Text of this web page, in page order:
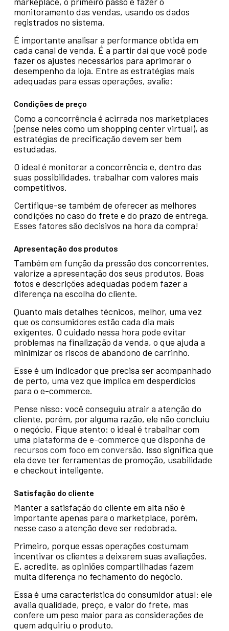
monitoramento das vendas, usando os dados
registrados no sistema.
É importante analisar a performance obtida em
cada canal de venda. É a partir daí que você pode
fazer os ajustes necessários para aprimorar o
desempenho da loja. Entre as estratégias mais
adequadas para essas operações, avalie:
Condições de preço
Como a concorrência é acirrada nos marketplaces
(pense neles como um shopping center virtual), as
estratégias de precificação devem ser bem
estudadas.
O ideal é monitorar a concorrência e, dentro das
suas possibilidades, trabalhar com valores mais
competitivos.
Certifique-se também de oferecer as melhores
condições no caso do frete e do prazo de entrega.
Esses fatores são decisivos na hora da compra!
Apresentação dos produtos
Também em função da pressão dos concorrentes,
valorize a apresentação dos seus produtos. Boas
fotos e descrições adequadas podem fazer a
diferença na escolha do cliente.
Quanto mais detalhes técnicos, melhor, uma vez
que os consumidores estão cada dia mais
exigentes. O cuidado nessa hora pode evitar
problemas na finalização da venda, o que ajuda a
minimizar os riscos de abandono de carrinho.
Esse é um indicador que precisa ser acompanhado
de perto, uma vez que implica em desperdícios
para o e-commerce.
Pense nisso: você conseguiu atrair a atenção do
cliente, porém, por alguma razão, ele não concluiu
o negócio. Fique atento: o ideal é trabalhar com
uma plataforma de e-commerce que disponha de
recursos com foco em conversão. Isso significa que
ela deve ter ferramentas de promoção, usabilidade
e checkout inteligente.
Satisfação do cliente
Manter a satisfação do cliente em alta não é
importante apenas para o marketplace, porém,
nesse caso a atenção deve ser redobrada.
Primeiro, porque essas operações costumam
incentivar os clientes a deixarem suas avaliações.
E, acredite, as opiniões compartilhadas fazem
muita diferença no fechamento do negócio.
Essa é uma característica do consumidor atual: ele
avalia qualidade, preço, e valor do frete, mas
confere um peso maior para as considerações de
quem adquiriu o produto.